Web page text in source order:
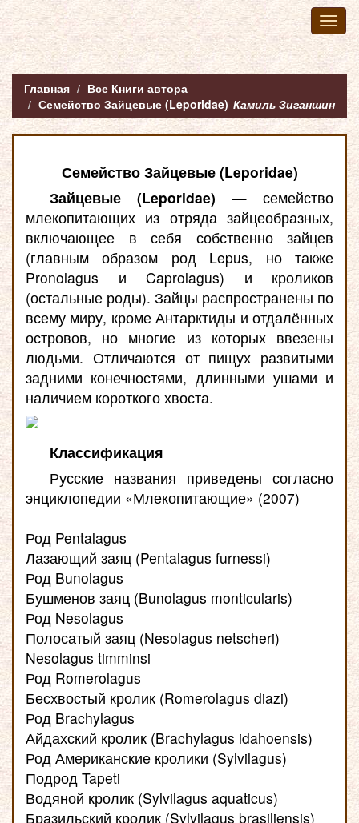
Главная
Все Книги автора
Семейство Зайцевые (Leporidae) Камиль Зиганшин
Семейство Зайцевые (Leporidae)
Зайцевые (Leporidae) — семейство
млекопитающих из отряда зайцеобразных,
включающее в себя собственно зайцев
(главным образом род Lepus, но также
Pronolagus и Caprolagus) и кроликов
(остальные роды). Зайцы распространены по
всему миру, кроме Антарктиды и отдалённых
островов, но многие из которых ввезены
людьми. Отличаются от пищух развитыми
задними конечностями, длинными ушами и
наличием короткого хвоста.
Классификация
Русские названия приведены согласно
энциклопедии «Млекопитающие» (2007)
Род Pentalagus
Лазающий заяц (Pentalagus furnessi)
Род Bunolagus
Бушменов заяц (Bunolagus monticularis)
Род Nesolagus
Полосатый заяц (Nesolagus netscheri)
Nesolagus timminsi
Род Romerolagus
Бесхвостый кролик (Romerolagus diazi)
Род Brachylagus
Айдахский кролик (Brachylagus idahoensis)
Род Американские кролики (Sylvilagus)
Подрод Tapeti
Водяной кролик (Sylvilagus aquaticus)
Бразильский кролик (Sylvilagus brasiliensis)